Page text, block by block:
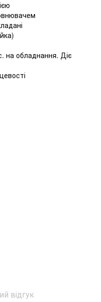
на обладнання. Діє
відгук